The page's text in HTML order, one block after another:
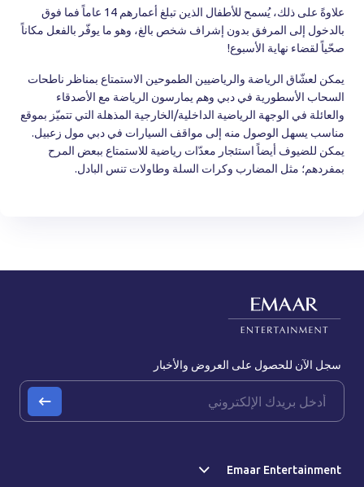
علاوةً على ذلك، يُسمح للأطفال الذين تبلغ أعمارهم 14 عاماً فما فوق
بالدخول إلى المرفق بدون إشراف شخص بالغ، وهو ما يوفّر بالفعل مكاناً
صحّياً لقضاء نهاية الأسبوع!
يمكن لعشّاق الرياضة والرياضيين الطموحين الاستمتاع بمناظر ناطحات
السحاب الأسطورية في دبي وهم يمارسون الرياضة مع الأصدقاء
والعائلة في الوجهة الرياضية الداخلية/الخارجية المذهلة التي تتميّز بموقع
مناسب يسهل الوصول منه إلى مواقف السيارات في دبي مول زعبيل.
يمكن للضيوف أيضاً استئجار معدّات رياضية للاستمتاع ببعض المرح
بمفردهم؛ مثل المضارب وكرات السلة وطاولات تنس البادل.
سجل الآن للحصول على العروض والأخبار
Emaar Entertainment